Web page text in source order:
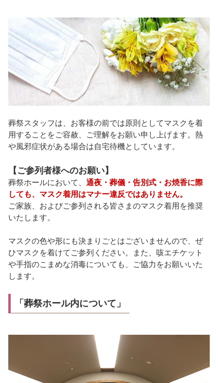
葬祭スタッフは、お客様の前では原則としてマスクを着
用することをご容赦、ご理解をお願い申し上げます。熱
や風邪症状がある場合は自宅待機としています。
【ご参列者様へのお願い】
葬祭ホールにおいて、 通夜・葬儀・告別式・お焼香に際
しても、マスク着用はマナー違反ではありません。
ご家族、およびご参列される皆さまのマスク着用を推奨
いたします。
マスクの色や形にも決まりごとはございませんので、ぜ
ひマスクを着けてご参列ください。また、咳エチケット
や手指のこまめな消毒についても、ご協力をお願いいた
します。
「葬祭ホール内について」